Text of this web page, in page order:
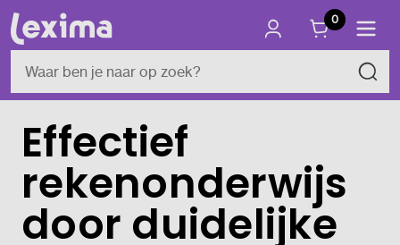
0
Effectief
rekenonderwijs
door duidelijke